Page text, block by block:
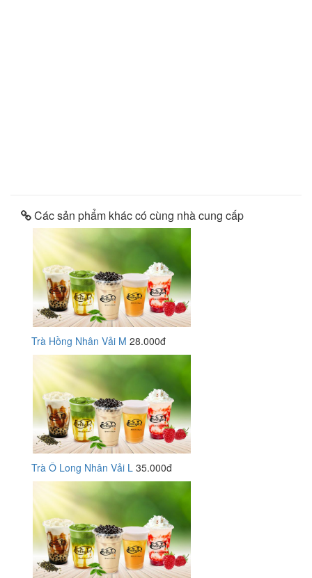
Các sản phẩm khác có cùng nhà cung cấp
Trà Hồng Nhân Vải M 28.000đ
Trà Ô Long Nhân Vải L 35.000đ